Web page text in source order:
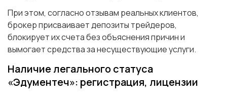
При этом, согласно отзывам реальных клиентов,
брокер присваивает депозиты трейдеров,
блокирует их счета без объяснения причин и
вымогает средства за несуществующие услуги.
Наличие легального статуса
«Эдументеч»: регистрация, лицензии